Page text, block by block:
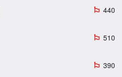
emoji_flags 440
emoji_flags 510
emoji_flags 390